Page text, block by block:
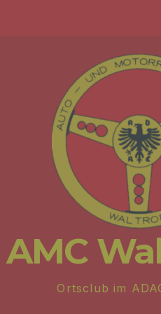
AMC
Ortsclub im